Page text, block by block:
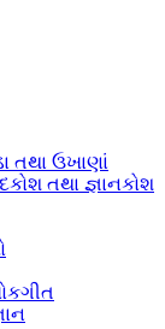
તથા ઉખાણાં
તથા જ્ઞાનકોશ